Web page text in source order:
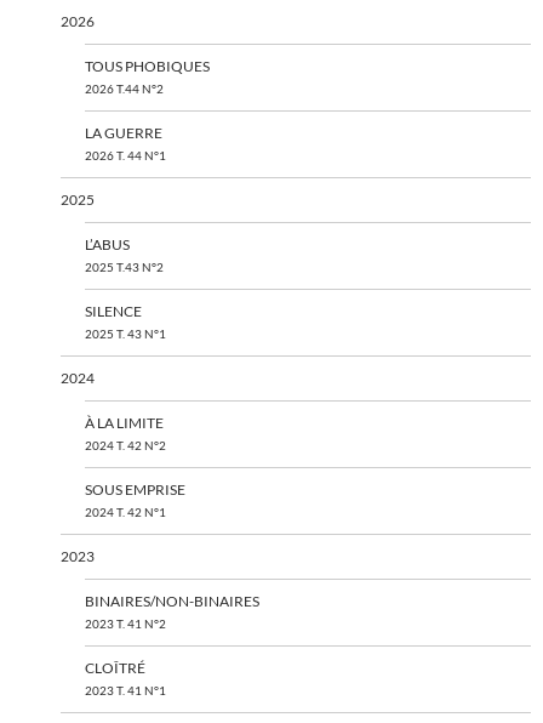
2026
TOUS PHOBIQUES
2026 T.44 N°2
LA GUERRE
2026 T. 44 N°1
2025
L’ABUS
2025 T.43 N°2
SILENCE
2025 T. 43 N°1
2024
À LA LIMITE
2024 T. 42 N°2
SOUS EMPRISE
2024 T. 42 N°1
2023
BINAIRES/NON-BINAIRES
2023 T. 41 N°2
CLOÎTRÉ
2023 T. 41 N°1